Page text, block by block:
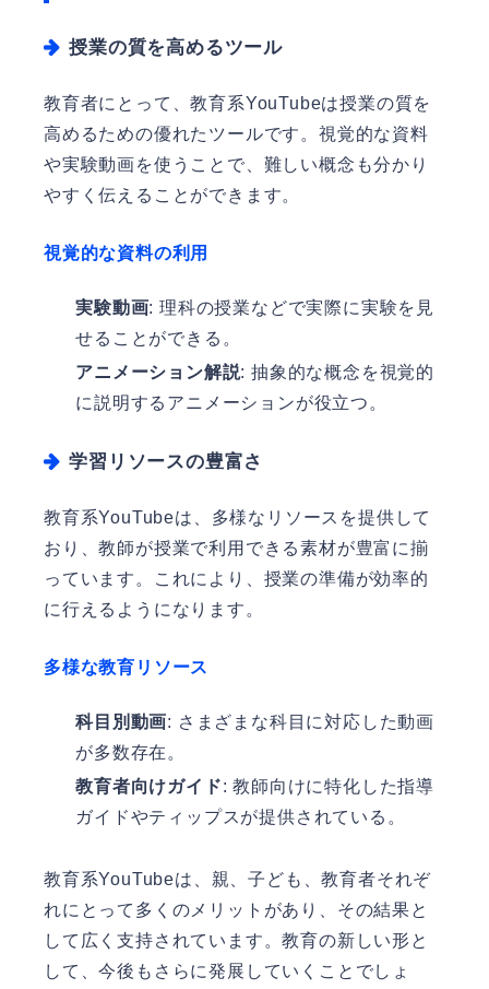
授業の質を高めるツール
教育者にとって、教育系YouTubeは授業の質を
高めるための優れたツールです。視覚的な資料
や実験動画を使うことで、難しい概念も分かり
やすく伝えることができます。
視覚的な資料の利用
実験動画: 理科の授業などで実際に実験を見
せることができる。
アニメーション解説: 抽象的な概念を視覚的
に説明するアニメーションが役立つ。
学習リソースの豊富さ
教育系YouTubeは、多様なリソースを提供して
おり、教師が授業で利用できる素材が豊富に揃
っています。これにより、授業の準備が効率的
に行えるようになります。
多様な教育リソース
科目別動画: さまざまな科目に対応した動画
が多数存在。
教育者向けガイド: 教師向けに特化した指導
ガイドやティップスが提供されている。
教育系YouTubeは、親、子ども、教育者それぞ
れにとって多くのメリットがあり、その結果と
して広く支持されています。教育の新しい形と
して、今後もさらに発展していくことでしょ